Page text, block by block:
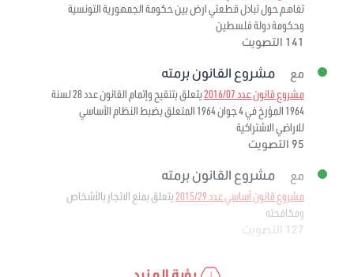
تفاهم حول تبادل قطعتي ارض بين حكومة الجمهورية التونسية
وحكومة دولة فلسطين
141 التصويت
مع مشروع القانون برمته
مشروع قانون عدد 2016/07
يتعلق بتنقيح وإتمام القانون عدد 28 لسنة
1964 المؤرخ في 4 جوان 1964 المتعلق بضبط النظام الأساسي
للاراضي الاشتراكية
95 التصويت
مع مشروع القانون برمته
مشروع قانون أساسي عدد 2015/29
يتعلق بمنع الاتجار بالأشخاص
ومكافحته
127 التصويت